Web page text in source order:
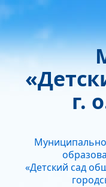
г.
«Детский сад
Монохромные
Кернинг
Стандартный
Интервал
Без засечек С